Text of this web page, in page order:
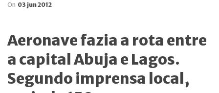
On 03 jun 2012
Aeronave fazia a rota entre
a capital Abuja e Lagos.
Segundo imprensa local,